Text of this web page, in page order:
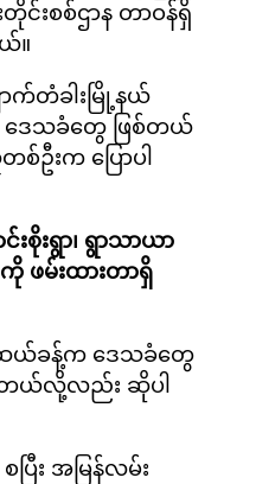
းစစ်ဌာန တာဝန်ရှိ
။
က်တံခါးမြို့နယ်
ဒေသခံတွေ ဖြစ်တယ်
ဦးက ပြောပါ
စိုးရွာ၊ ရွာသာယာ
ဖမ်းထားတာရှိ
းဆယ်ခန့်က ဒေသခံတွေ
တယ်လို့လည်း ဆိုပါ
ပြီး အမြန်လမ်း